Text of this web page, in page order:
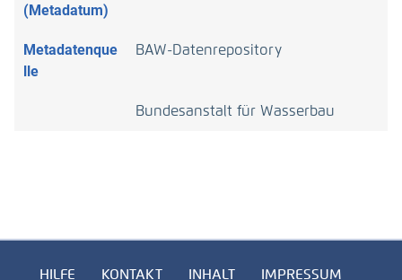
(Metadatum)
Metadatenque
lle
BAW-Datenrepository
Bundesanstalt für Wasserbau
HILFE KONTAKT INHALT IMPRESSUM